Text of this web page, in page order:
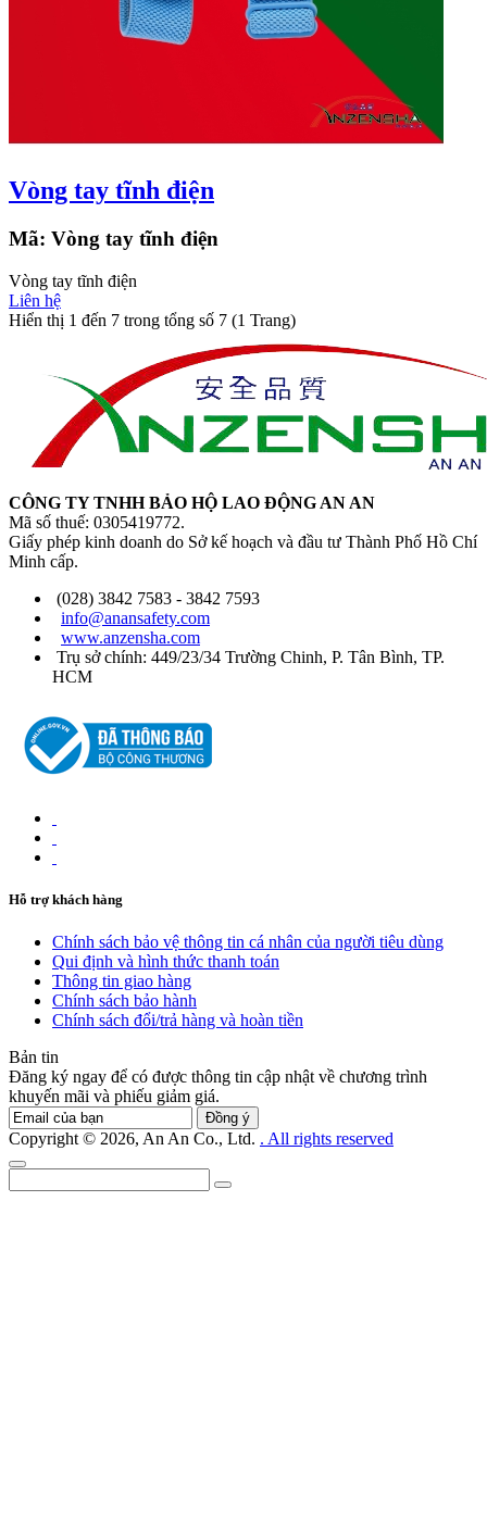
Vòng tay tĩnh điện
Mã: Vòng tay tĩnh điện
Vòng tay tĩnh điện
Liên hệ
Hiển thị 1 đến 7 trong tổng số 7 (1 Trang)
CÔNG TY TNHH BẢO HỘ LAO ĐỘNG AN AN
Mã số thuế: 0305419772.
Giấy phép kinh doanh do Sở kế hoạch và đầu tư Thành Phố Hồ Chí
Minh cấp.
(028) 3842 7583 - 3842 7593
info@anansafety.com
www.anzensha.com
Trụ sở chính: 449/23/34 Trường Chinh, P. Tân Bình, TP.
HCM
Hỗ trợ khách hàng
Chính sách bảo vệ thông tin cá nhân của người tiêu dùng
Qui định và hình thức thanh toán
Thông tin giao hàng
Chính sách bảo hành
Chính sách đổi/trả hàng và hoàn tiền
Bản tin
Đăng ký ngay để có được thông tin cập nhật về chương trình
khuyến mãi và phiếu giảm giá.
Đồng ý
Copyright © 2026, An An Co., Ltd. . All rights reserved